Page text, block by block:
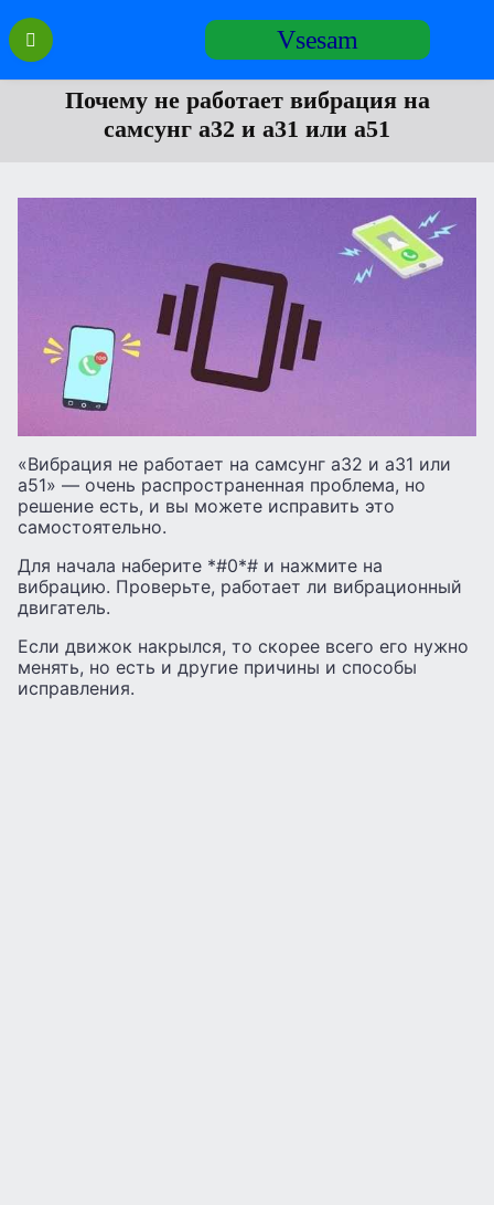
Перейти
содержанию
Vsesam
Почему не работает вибрация на
самсунг а32 и а31 или а51
«Вибрация не работает на самсунг а32 и а31 или
а51» — очень распространенная проблема, но
решение есть, и вы можете исправить это
самостоятельно.
Для начала наберите *#0*# и нажмите на
вибрацию. Проверьте, работает ли вибрационный
двигатель.
Если движок накрылся, то скорее всего его нужно
менять, но есть и другие причины и способы
исправления.